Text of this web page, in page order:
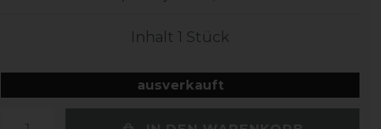
Inhalt 1 Stück
ausverkauft